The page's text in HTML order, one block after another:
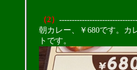
（2）
朝カレー、￥680です。カ
トです。